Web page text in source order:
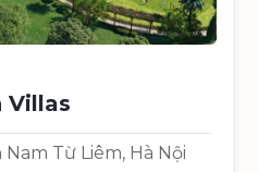
Villas
Từ Liêm, Hà Nội